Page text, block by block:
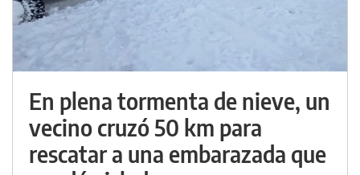
En plena tormenta de nieve, un
vecino cruzó 50 km para
rescatar a una embarazada que